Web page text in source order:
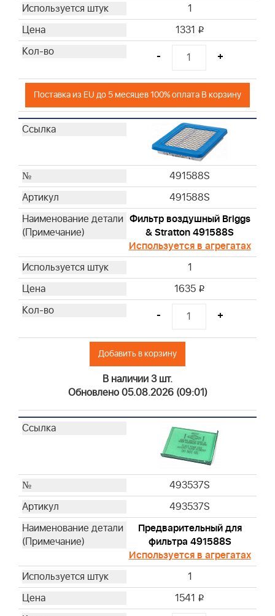
1
1331 i
- +
Поставка из EU до 5 месяцев 100% оплата В корзину
491588S
491588S
Фильтр воздушный Briggs
& Stratton 491588S
Используется в агрегатах
1
1635 i
- +
Добавить в корзину
В наличии 3 шт.
Обновлено 05.08.2026 (09:01)
493537S
493537S
Предварительный для
фильтра 491588S
Используется в агрегатах
1
1541 i